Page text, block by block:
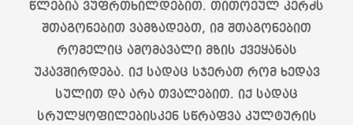
წლებია ვუფრთხილდებით. თითოეულ კერძს
შთაგონებით ვამზადებთ, იმ შთაგონებით
რომელიც ამომავალი მზის ქვეყანას
უკავშირდება. იქ სადაც სჯერათ რომ ხედავ
სულით და არა თვალებით. იქ სადაც
სრულყოფილებისკენ სწრაფვა კულტურის